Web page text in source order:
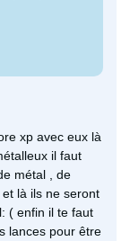
xp avec eux là
il faut
métal , de
là ils ne seront
( enfin il te faut
lances pour être